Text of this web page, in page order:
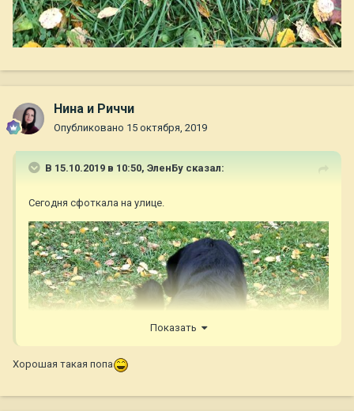
Нина и Риччи
Опубликовано 15 октября, 2019
В 15.10.2019 в 10:50, ЭленБу сказал:
Сегодня сфоткала на улице.
Показать
Хорошая такая попа